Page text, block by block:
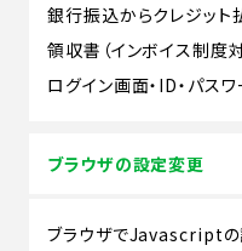
銀行振込からクレジッ
領収書（インボイス制度
ログイン画面・ID・パス
ブラウザの設定変更
ブラウザでJavascriptの